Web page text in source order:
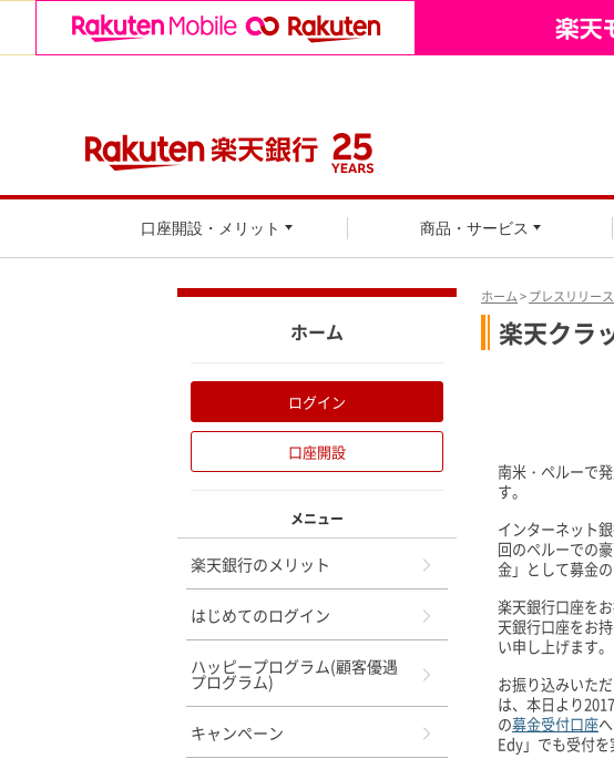
口座開設・メリット 商品・サービス
ホーム>プレスリリース
楽天クラ
南米・ペルーで
す。
インターネット
回のペルーでの
金」として募金
楽天銀行口座を
天銀行口座をお
い申し上げます。
お振り込みいた
は、本日より
の募金受付口座
Edy」でも受付を
ホーム
ログイン
口座開設
メニュー
楽天銀行のメリット
はじめてのログイン
ハッピープログラム(顧客優遇
プログラム)
キャンペーン